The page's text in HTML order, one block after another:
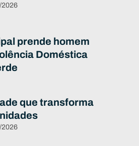
2026
prende homem
Doméstica
que transforma
2026